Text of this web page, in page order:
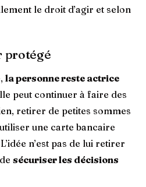
le droit d’agir et selon
protégé
la personne reste actrice
peut continuer à faire des
retirer de petites sommes
une carte bancaire
n’est pas de lui retirer
sécuriser les décisions